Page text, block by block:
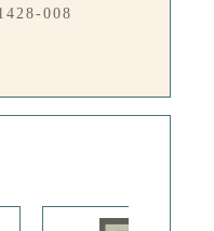
008